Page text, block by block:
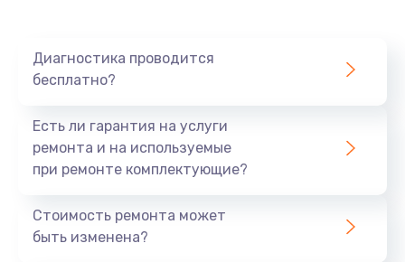
Диагностика проводится
бесплатно?
Есть ли гарантия на услуги
ремонта и на используемые
при ремонте комплектующие?
Стоимость ремонта может
быть изменена?